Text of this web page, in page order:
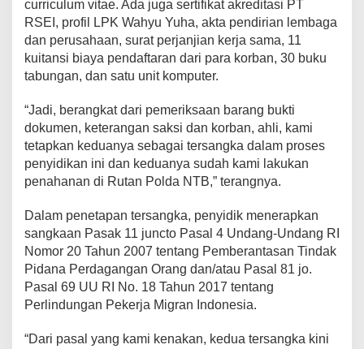
curriculum vitae. Ada juga sertifikat akreditasi PT
RSEI, profil LPK Wahyu Yuha, akta pendirian lembaga
dan perusahaan, surat perjanjian kerja sama, 11
kuitansi biaya pendaftaran dari para korban, 30 buku
tabungan, dan satu unit komputer.
“Jadi, berangkat dari pemeriksaan barang bukti
dokumen, keterangan saksi dan korban, ahli, kami
tetapkan keduanya sebagai tersangka dalam proses
penyidikan ini dan keduanya sudah kami lakukan
penahanan di Rutan Polda NTB,” terangnya.
Dalam penetapan tersangka, penyidik menerapkan
sangkaan Pasak 11 juncto Pasal 4 Undang-Undang RI
Nomor 20 Tahun 2007 tentang Pemberantasan Tindak
Pidana Perdagangan Orang dan/atau Pasal 81 jo.
Pasal 69 UU RI No. 18 Tahun 2017 tentang
Perlindungan Pekerja Migran Indonesia.
“Dari pasal yang kami kenakan, kedua tersangka kini